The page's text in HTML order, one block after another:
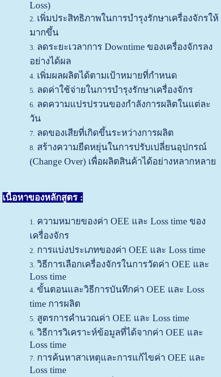
Loss)
เพิ่มประสิทธิภาพในการบำรุงรักษาเครื่องจักรให้
มากขึ้น
ลดระยะเวลาการ Downtime ของเครื่องจักรลง
อย่างได้ผล
เพิ่มผลผลิตได้ตามเป้าหมายที่กำหนด
ลดค่าใช้จ่ายในการบำรุงรักษาเครื่องจักร
ลดความแปรปรวนของกำลังการผลิตในแต่ละ
วัน
ลดของเสียที่เกิดขึ้นระหว่างการผลิต
สร้างความยืดหยุ่นในการปรับเปลี่ยนอุปกรณ์
(Change Over) เพื่อผลิตสินค้าได้อย่างหลากหลาย
เนื้อหาของหลักสูตร :
ความหมายของค่า OEE และ Loss time ของ
เครื่องจักร
การแบ่งประเภทของค่า OEE และ Loss time
วิธีการเลือกเครื่องจักรในการวัดค่า OEE และ
Loss time
ขั้นตอนและวิธีการบันทึกค่า OEE และ Loss
time การผลิต
สูตรการคำนวณค่า OEE และ Loss time
วิธีการวิเคราะห์ข้อมูลที่ได้จากค่า OEE และ
Loss time
การค้นหาสาเหตุและการแก้ไขค่า OEE และ
Loss time